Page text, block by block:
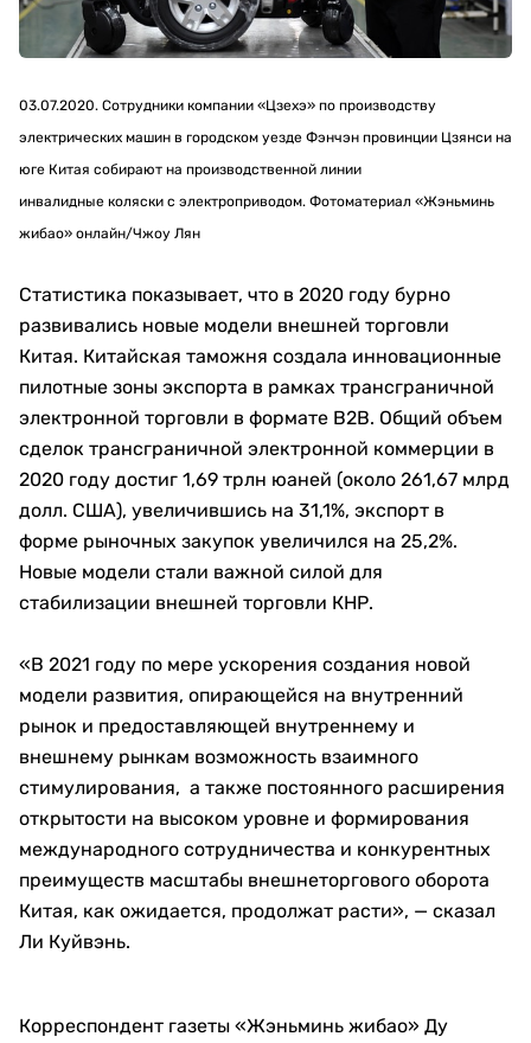
03.07.2020. Сотрудники компании «Цзехэ» по производству
электрических машин в городском уезде Фэнчэн провинции Цзянси на
юге Китая собирают на производственной линии
инвалидные коляски с электроприводом. Фотоматериал «Жэньминь
жибао» онлайн/Чжоу Лян
Статистика показывает, что в 2020 году бурно
развивались новые модели внешней торговли
Китая. Китайская таможня создала инновационные
пилотные зоны экспорта в рамках трансграничной
электронной торговли в формате B2B. Общий объем
сделок трансграничной электронной коммерции в
2020 году достиг 1,69 трлн юаней (около 261,67 млрд
долл. США), увеличившись на 31,1%, экспорт в
форме рыночных закупок увеличился на 25,2%.
Новые модели стали важной силой для
стабилизации внешней торговли КНР.
«В 2021 году по мере ускорения создания новой
модели развития, опирающейся на внутренний
рынок и предоставляющей внутреннему и
внешнему рынкам возможность взаимного
стимулирования, а также постоянного расширения
открытости на высоком уровне и формирования
международного сотрудничества и конкурентных
преимуществ масштабы внешнеторгового оборота
Китая, как ожидается, продолжат расти», — сказал
Ли Куйвэнь.
Корреспондент газеты «Жэньминь жибао» Ду